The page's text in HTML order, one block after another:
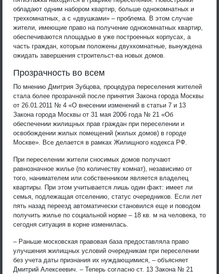
обладают одним набором квартир, больше однокомнатных и
трехкомнатных, а с «двушками» – проблема. В этом случае
жители, имеющие право на получение однокомнатных квартир,
обеспечиваются площадью в уже построенных корпусах, а
часть граждан, которым положены двухкомнатные, вынуждена
ожидать завершения строительст-ва новых домов.
Прозрачность во всем
По мнению Дмитрия Зубцова, процедура переселения жителей
стала более прозрачной после принятия Закона города Москвы
от 26.01.2011 № 4 «О внесении изменений в статьи 7 и 13
Закона города Москвы от 31 мая 2006 года № 21 «Об
обеспечении жилищных прав граждан при переселении и
освобождении жилых помещений (жилых домов) в городе
Москве». Все делается в рамках Жилищного кодекса РФ.
При переселении жители сносимых домов получают
равнозначное жилье (по количеству комнат), независимо от
того, нанимателем или собственником является владелец
квартиры. При этом учитывается лишь один факт: имеет ли
семья, подлежащая отселению, статус очередников. Если лет
пять назад переезд автоматически становился еще и поводом
получить жилье по социальной норме – 18 кв. м на человека, то
сегодня ситуация в корне изменилась.
– Раньше московская правовая база предоставляла право
улучшения жилищных условий очередникам при переселении
без учета даты признания их нуждающимися, – объясняет
Дмитрий Алексеевич. – Теперь согласно ст. 13 Закона № 21